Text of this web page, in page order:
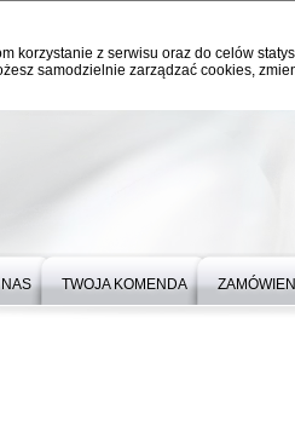
korzystanie z serwisu oraz do celów
samodzielnie zarządzać cookies,
TWOJA KOMENDA